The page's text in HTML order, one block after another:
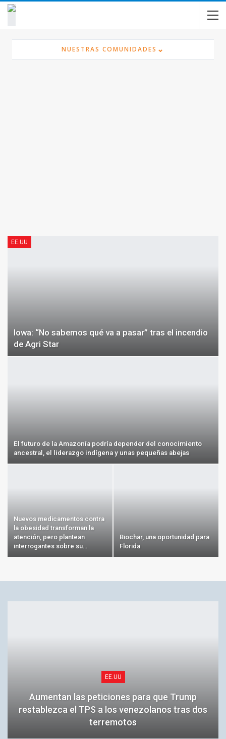
contenido
NUESTRAS COMUNIDADES ⌄
EE.UU
Iowa: “No sabemos qué va a pasar” tras el incendio
de Agri Star
El futuro de la Amazonía podría depender del conocimiento
ancestral, el liderazgo indígena y unas pequeñas abejas
Nuevos medicamentos contra
la obesidad transforman la
atención, pero plantean
interrogantes sobre su…
Biochar, una oportunidad para
Florida
EE.UU
Aumentan las peticiones para que Trump
restablezca el TPS a los venezolanos tras dos
terremotos